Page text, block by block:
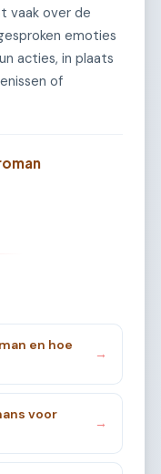
vaak over de
emoties
acties, in plaats
of
en hoe
→
voor
→